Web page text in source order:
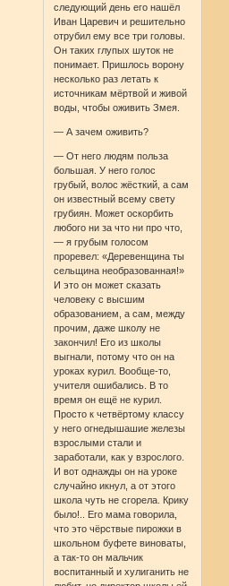
следующий день его нашёл
Иван Царевич и решительно
отрубил ему все три головы.
Он таких глупых шуток не
понимает. Пришлось ворону
несколько раз летать к
источникам мёртвой и живой
воды, чтобы оживить Змея.
— А зачем оживить?
— От него людям польза
большая. У него голос
грубый, волос жёсткий, а сам
он известный всему свету
грубиян. Может оскорбить
любого ни за что ни про что,
— я грубым голосом
проревел: «Деревенщина ты
сельщина необразованная!»
И это он может сказать
человеку с высшим
образованием, а сам, между
прочим, даже школу не
закончил! Его из школы
выгнали, потому что он на
уроках курил. Вообще-то,
учителя ошибались. В то
время он ещё не курил.
Просто к четвёртому классу
у него огнедышашие железы
взрослыми стали и
заработали, как у взрослого.
И вот однажды он на уроке
случайно икнул, а от этого
школа чуть не сгорела. Крику
было!.. Его мама говорила,
что это чёрствые пирожки в
школьном буфете виноваты,
а так-то он мальчик
воспитанный и хулиганить не